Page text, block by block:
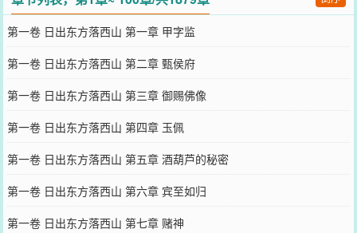
第一卷 日出东方落西山 第一章 甲字监
第一卷 日出东方落西山 第二章 甄侯府
第一卷 日出东方落西山 第三章 御赐佛像
第一卷 日出东方落西山 第四章 玉佩
第一卷 日出东方落西山 第五章 酒葫芦的秘密
第一卷 日出东方落西山 第六章 宾至如归
第一卷 日出东方落西山 第七章 赌神